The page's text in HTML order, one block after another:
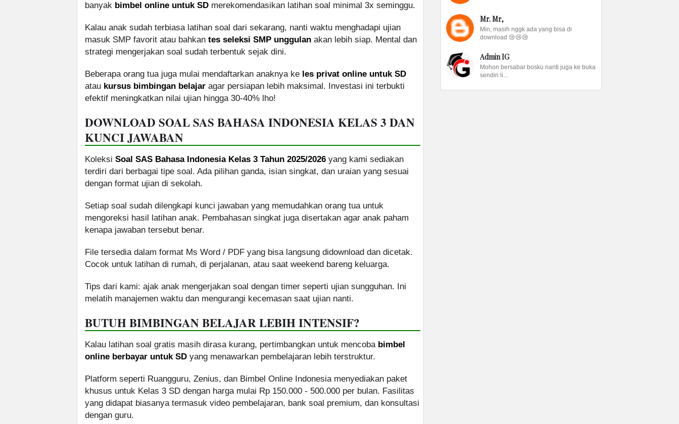
banyak bimbel online untuk SD merekomendasikan latihan soal minimal 3x seminggu.
Kalau anak sudah terbiasa latihan soal dari sekarang, nanti waktu menghadapi ujian
masuk SMP favorit atau bahkan tes seleksi SMP unggulan akan lebih siap. Mental dan
strategi mengerjakan soal sudah terbentuk sejak dini.
Beberapa orang tua juga mulai mendaftarkan anaknya ke les privat online untuk SD
atau kursus bimbingan belajar agar persiapan lebih maksimal. Investasi ini terbukti
efektif meningkatkan nilai ujian hingga 30-40% lho!
DOWNLOAD SOAL SAS BAHASA INDONESIA KELAS 3 DAN
KUNCI JAWABAN
Koleksi Soal SAS Bahasa Indonesia Kelas 3 Tahun 2025/2026 yang kami sediakan
terdiri dari berbagai tipe soal. Ada pilihan ganda, isian singkat, dan uraian yang sesuai
dengan format ujian di sekolah.
Setiap soal sudah dilengkapi kunci jawaban yang memudahkan orang tua untuk
mengoreksi hasil latihan anak. Pembahasan singkat juga disertakan agar anak paham
kenapa jawaban tersebut benar.
File tersedia dalam format Ms Word / PDF yang bisa langsung didownload dan dicetak.
Cocok untuk latihan di rumah, di perjalanan, atau saat weekend bareng keluarga.
Tips dari kami: ajak anak mengerjakan soal dengan timer seperti ujian sungguhan. Ini
melatih manajemen waktu dan mengurangi kecemasan saat ujian nanti.
BUTUH BIMBINGAN BELAJAR LEBIH INTENSIF?
Kalau latihan soal gratis masih dirasa kurang, pertimbangkan untuk mencoba bimbel
online berbayar untuk SD yang menawarkan pembelajaran lebih terstruktur.
Platform seperti Ruangguru, Zenius, dan Bimbel Online Indonesia menyediakan paket
khusus untuk Kelas 3 SD dengan harga mulai Rp 150.000 - 500.000 per bulan. Fasilitas
yang didapat biasanya termasuk video pembelajaran, bank soal premium, dan konsultasi
dengan guru.
Mr. Mr,
Min, masih nggk ada yang bisa di
download 😢😢😢
Admin IG
Mohon bersabar bosku nanti juga ke buka
sendiri li...